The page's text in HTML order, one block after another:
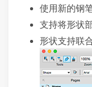
使用新的钢
支持将形状
形状支持联